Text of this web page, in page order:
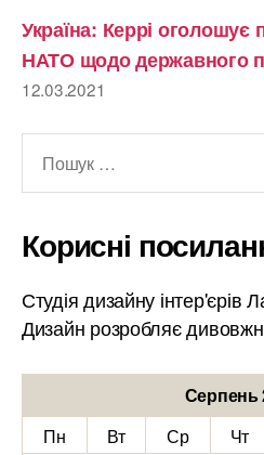
Україна: Керрі оголошує
НАТО щодо державного
12.03.2021
Корисні
Студія дизайну інтер'єрів
Дизайн розробляє
Серпень
Пн
Вт Ср Чт